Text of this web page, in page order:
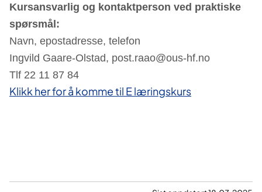
Kursansvarlig og kontaktperson ved praktiske
spørsmål:
Navn, epostadresse, telefon
Ingvild Gaare-Olstad, post.raao@ous-hf.no
Tlf 22 11 87 84
Klikk her for å komme til E læringskurs